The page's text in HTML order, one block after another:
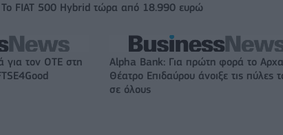
Το FIAT 500 Hybrid τώρα από 18.990 ευρώ
για τον ΟΤΕ στη
Alpha Bank: Για πρώτη φορά το
Θέατρο Επιδαύρου άνοιξε τις πύλες
σε όλους